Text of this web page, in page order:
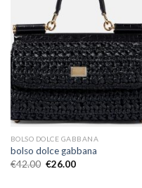
BOLSO DOLCE GABBANA
bolso dolce gabbana
€42.00 €26.00